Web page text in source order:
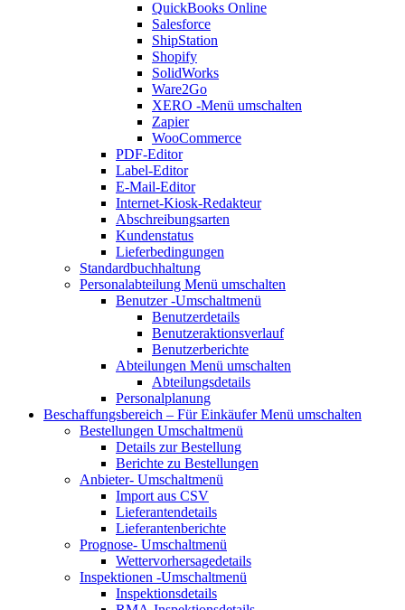
QuickBooks Online
Salesforce
ShipStation
Shopify
SolidWorks
Ware2Go
XERO -Menü umschalten
Zapier
WooCommerce
PDF-Editor
Label-Editor
E-Mail-Editor
Internet-Kiosk-Redakteur
Abschreibungsarten
Kundenstatus
Lieferbedingungen
Standardbuchhaltung
Personalabteilung Menü umschalten
Benutzer-Umschaltmenü
Benutzerdetails
Benutzeraktionsverlauf
Benutzerberichte
Abteilungen Menü umschalten
Abteilungsdetails
Personalplanung
Beschaffungsbereich – Für EinkäuferMenü umschalten
Bestellungen Umschaltmenü
Details zur Bestellung
Berichte zu Bestellungen
Anbieter- Umschaltmenü
Import aus CSV
Lieferantendetails
Lieferantenberichte
Prognose- Umschaltmenü
Wettervorhersagedetails
Inspektionen -Umschaltmenü
Inspektionsdetails